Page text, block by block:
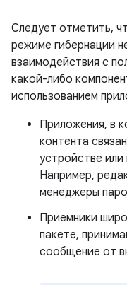
Следует отметить,
режиме гибернации
взаимодействия с
какой-либо
использованием
Приложения, в
контента
устройстве
Например,
менеджеры
Приемники
пакете,
сообщение от